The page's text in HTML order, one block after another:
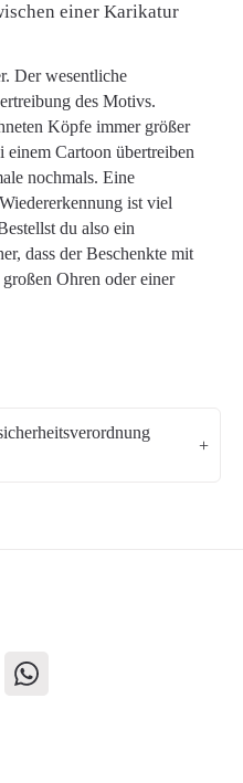
einer Karikatur
Der wesentliche
des Motivs.
Köpfe immer größer
Cartoon übertreiben
nochmals. Eine
ist viel
du also ein
dass der Beschenkte mit
Ohren oder einer